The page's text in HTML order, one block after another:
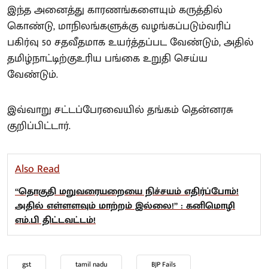
இந்த அனைத்து காரணங்களையும் கருத்தில்
கொண்டு, மாநிலங்களுக்கு வழங்கப்படும்வரிப்
பகிர்வு 50 சதவீதமாக உயர்த்தப்பட வேண்டும், அதில்
தமிழ்நாட்டிற்குஉரிய பங்கை உறுதி செய்ய
வேண்டும்.
இவ்வாறு சட்டப்பேரவையில் தங்கம் தென்னரசு
குறிப்பிட்டார்.
Also Read
“தொகுதி மறுவரையறையை நிச்சயம் எதிர்ப்போம்!
அதில் எள்ளளவும் மாற்றம் இல்லை!” : கனிமொழி
எம்.பி திட்டவட்டம்!
gst tamil nadu BJP Fails